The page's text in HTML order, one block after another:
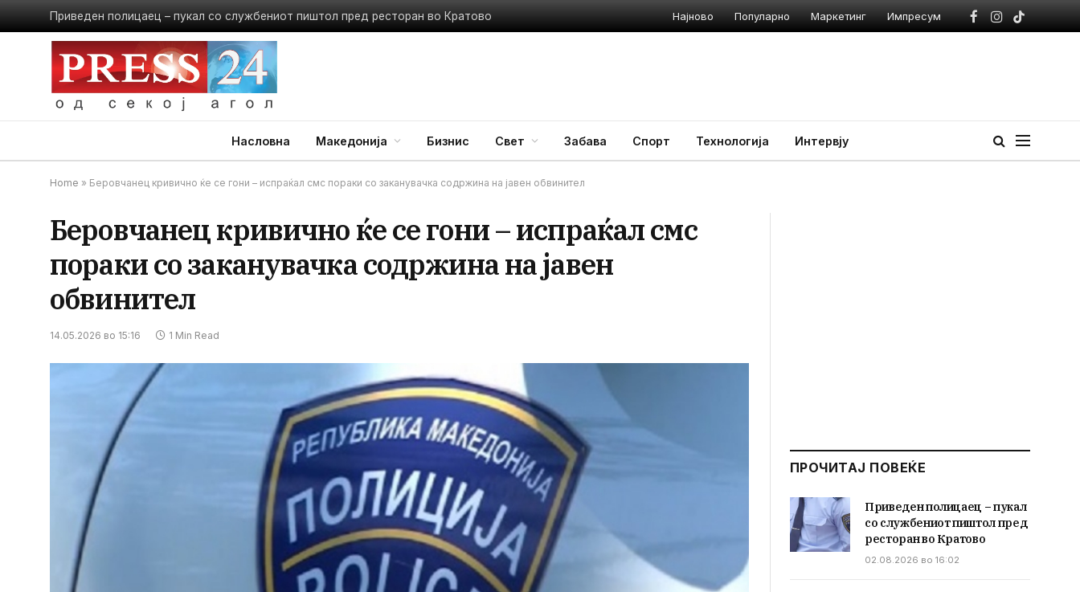
Приведен полицаец – пукал со службениот пиштол пред ресторан во Кратово Најново Популарно Маркетинг Импресум
Facebook
Instagram
TikTok
Насловна Македонија Бизнис Свет Забава Спорт Технологија Интервју
Home » Беровчанец кривично ќе се гони – испраќал смс пораки со заканувачка содржина на јавен обвинител
Беровчанец кривично ќе се гони – испраќал смс
пораки со заканувачка содржина на јавен
обвинител
14.05.2026 во 15:16 1 Min Read
ПРОЧИТАЈ ПОВЕЌЕ
Приведен полицаец – пукал
со службениот пиштол пред
ресторан во Кратово
02.08.2026 во 16:02